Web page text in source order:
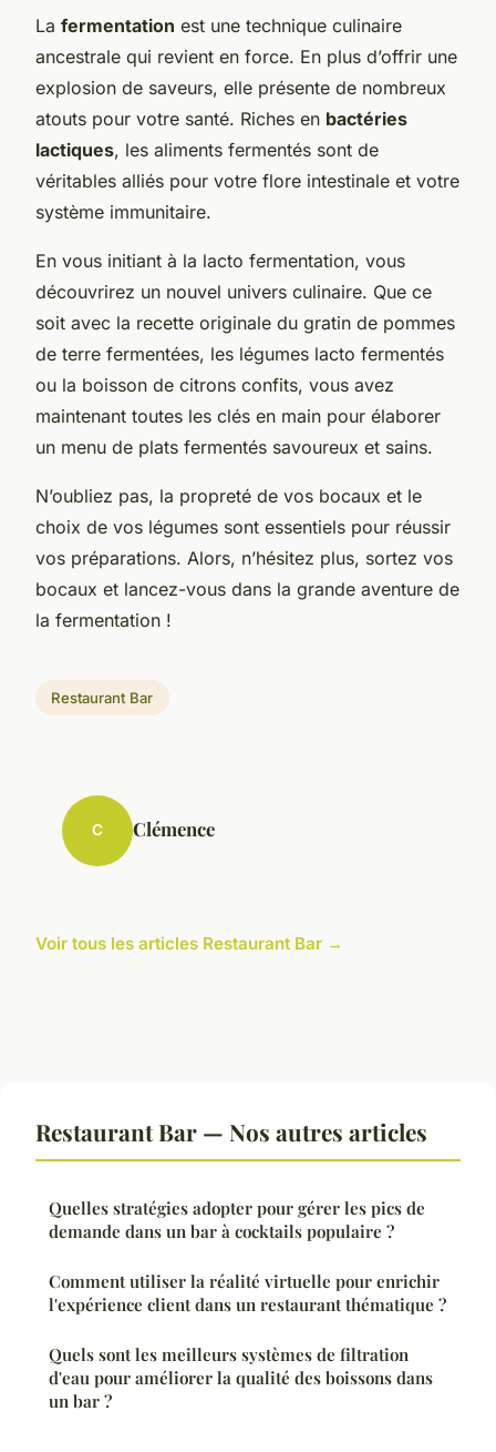
La fermentation est une technique culinaire
ancestrale qui revient en force. En plus d’offrir une
explosion de saveurs, elle présente de nombreux
atouts pour votre santé. Riches en bactéries
lactiques, les aliments fermentés sont de
véritables alliés pour votre flore intestinale et votre
système immunitaire.
En vous initiant à la lacto fermentation, vous
découvrirez un nouvel univers culinaire. Que ce
soit avec la recette originale du gratin de pommes
de terre fermentées, les légumes lacto fermentés
ou la boisson de citrons confits, vous avez
maintenant toutes les clés en main pour élaborer
un menu de plats fermentés savoureux et sains.
N’oubliez pas, la propreté de vos bocaux et le
choix de vos légumes sont essentiels pour réussir
vos préparations. Alors, n’hésitez plus, sortez vos
bocaux et lancez-vous dans la grande aventure de
la fermentation !
Restaurant Bar
C Clémence
Voir tous les articles Restaurant Bar →
Restaurant Bar — Nos autres articles
Quelles stratégies adopter pour gérer les pics de
demande dans un bar à cocktails populaire ?
Comment utiliser la réalité virtuelle pour enrichir
l'expérience client dans un restaurant thématique ?
Quels sont les meilleurs systèmes de filtration
d'eau pour améliorer la qualité des boissons dans
un bar ?